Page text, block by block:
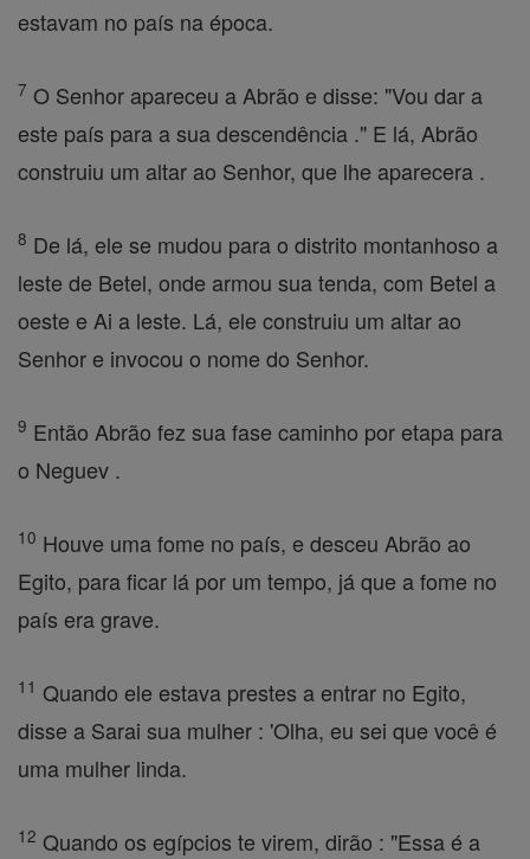
estavam no país na época.
7 O Senhor apareceu a Abrão e disse: "Vou dar a
este país para a sua descendência ." E lá, Abrão
construiu um altar ao Senhor, que lhe aparecera .
8 De lá, ele se mudou para o distrito montanhoso a
leste de Betel, onde armou sua tenda, com Betel a
oeste e Ai a leste. Lá, ele construiu um altar ao
Senhor e invocou o nome do Senhor.
9 Então Abrão fez sua fase caminho por etapa para
o Neguev .
10 Houve uma fome no país, e desceu Abrão ao
Egito, para ficar lá por um tempo, já que a fome no
país era grave.
11 Quando ele estava prestes a entrar no Egito,
disse a Sarai sua mulher : 'Olha, eu sei que você é
uma mulher linda.
12 Quando os egípcios te virem, dirão : "Essa é a